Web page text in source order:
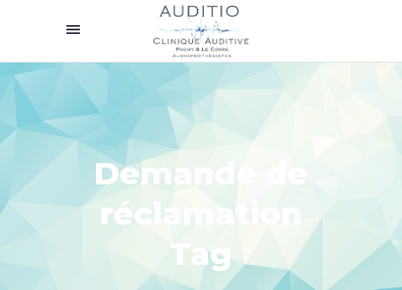
Demande de
réclamation
Tag